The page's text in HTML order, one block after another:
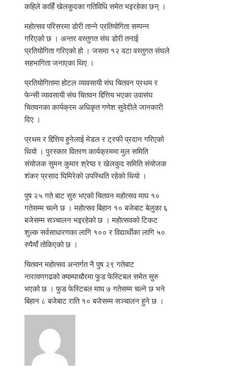
कहिले काहिँ खेलकुदका गतिविधि समेत भइरहेका छन् ।
महोत्सव परिसरमा डोरी तान्ने प्रतियोगिता सम्पन्न
गरिएको छ । अन्तर वस्तुगत संघ डोरी तनाई
प्रतियोगिता गरिएको हो । जसमा १२ वटा वस्तुगत संघले
सहभागिता जनाएका थिए ।
प्रतियोगितामा होटल व्यावसायी संघ चितवन प्रथम र
फेन्सी व्यावसायी संघ चितवन द्दित्तिय भएका उवासंघ
चितवनका कार्यक्रम अधिकृत गणेश सुवेदीले जानकारी
दिए ।
प्रथम र द्दित्तिय हुनेलाई मेडल र ट्रफी प्रदान गरिएको
थियो । पुरस्कार वितरण कार्यक्रममा मुल समिति
संयोजक सुमन कुमार श्रेष्ठ र खेलकुद समिति संयोजक
शंकर प्रसाद घिमिरेको उपस्थिति रहेको थियो ।
पुष २५ गते बाट सुरु भएको चितवन महोत्सव माघ १०
गतेसम्म चल्ने छ । महोत्सव बिहान १० बजेबाट बेलुका ६
बजेसम्म सञ्चालन भइरहेको छ । महोत्सवको टिकट
शुल्क सर्वसाधारणका लागि १०० र विद्यार्थीका लागि ५०
रुपैयाँ तोकिएको छ ।
चितवन महोत्सव अन्तर्गत नै पुष २९ गतेबाट
नारायणगढको क्याम्पाचौरमा फुड फेस्टिबल समेत सुरु
भएको छ । फुड फेस्टिबल माघ ७ गतेसम्म चल्ने छ भने
बिहान ८ बजेबाट राति १० बजेसम्म सञ्चालन हुने छ ।